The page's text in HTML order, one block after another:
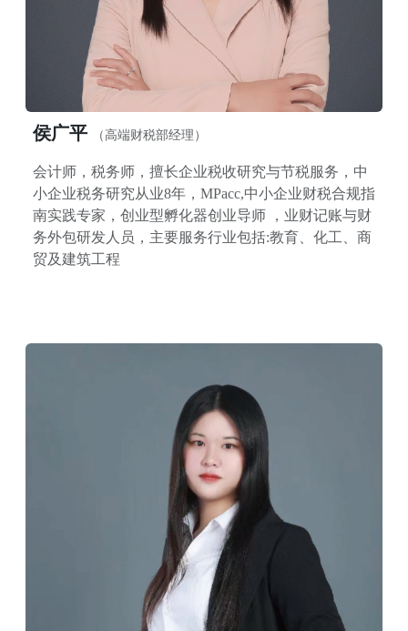
侯广平 （高端财税部经理）
会计师，税务师，擅长企业税收研究与节税服务，中
小企业税务研究从业8年，MPacc,中小企业财税合规指
南实践专家，创业型孵化器创业导师 ，业财记账与财
务外包研发人员，主要服务行业包括:教育、化工、商
贸及建筑工程